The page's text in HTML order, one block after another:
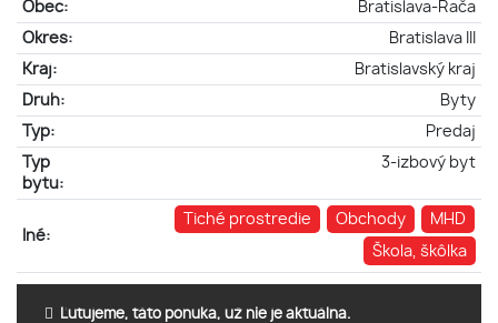
Obec:
Bratislava-Rača
Okres:
Bratislava III
Kraj:
Bratislavský kraj
Druh:
Byty
Typ:
Predaj
Typ
bytu:
3-izbový byt
Iné:
Tiché prostredie Obchody
MHD
Škola, škôlka
Ľutujeme, táto ponuka, už nie je aktuálna.